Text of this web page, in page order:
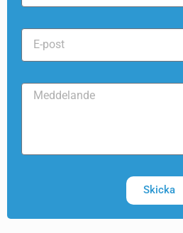
Skicka